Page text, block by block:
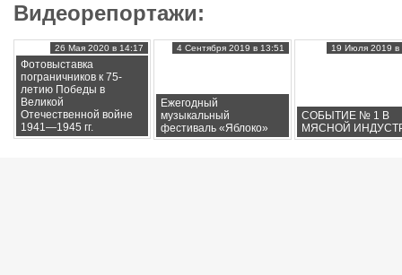
Видеорепортажи:
Фотовыставка
пограничников к 75-
летию Победы в
Великой
Отечественной войне
1941—1945 гг.
26 Мая 2020 в 14:17
Ежегодный
музыкальный
фестиваль «Яблоко»
4 Сентября 2019 в 13:51
СОБЫТИЕ № 1 В
МЯСНОЙ
19 Июля 2019 в